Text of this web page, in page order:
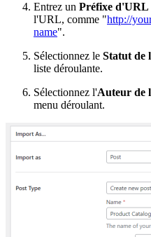
Entrez un Préfixe d'URL
l'URL, comme "http://
name".
Sélectionnez le Statut de
liste déroulante.
Sélectionnez l'Auteur de
menu déroulant.